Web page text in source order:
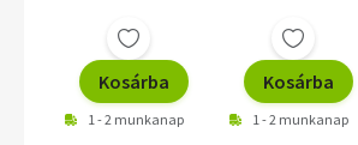
Kosárba
1 - 2 munkanap
Kosárba
1 - 2 munkanap